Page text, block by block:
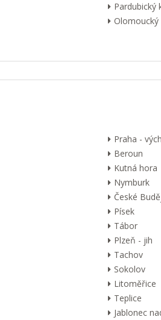
Pardubický
Olomoucký
Praha -
Beroun
Kutná hora
Nymburk
České
Písek
Tábor
Plzeň - jih
Tachov
Sokolov
Litoměřice
Teplice
Jablonec